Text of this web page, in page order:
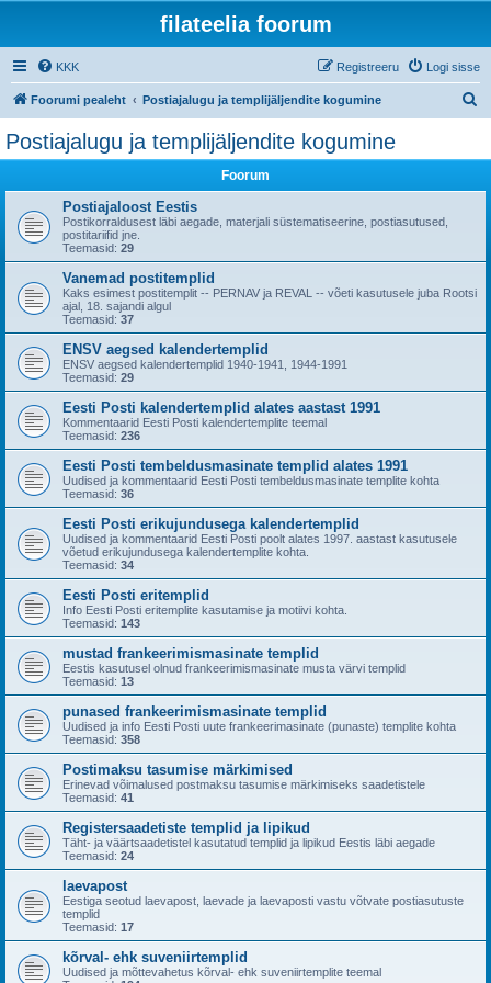
filateelia foorum
KKK Logi sisse
Registreeru
Foorumi pealeht Postiajalugu ja templijäljendite kogumine
Postiajalugu ja templijäljendite kogumine
Foorum
Postiajaloost Eestis
Postikorraldusest läbi aegade, materjali süstematiseerine, postiasutused,
postitariifid jne.
Teemasid: 29
Vanemad postitemplid
Kaks esimest postitemplit -- PERNAV ja REVAL -- võeti kasutusele juba Rootsi
ajal, 18. sajandi algul
Teemasid: 37
ENSV aegsed kalendertemplid
ENSV aegsed kalendertemplid 1940-1941, 1944-1991
Teemasid: 29
Eesti Posti kalendertemplid alates aastast 1991
Kommentaarid Eesti Posti kalendertemplite teemal
Teemasid: 236
Eesti Posti tembeldusmasinate templid alates 1991
Uudised ja kommentaarid Eesti Posti tembeldusmasinate templite kohta
Teemasid: 36
Eesti Posti erikujundusega kalendertemplid
Uudised ja kommentaarid Eesti Posti poolt alates 1997. aastast kasutusele
võetud erikujundusega kalendertemplite kohta.
Teemasid: 34
Eesti Posti eritemplid
Info Eesti Posti eritemplite kasutamise ja motiivi kohta.
Teemasid: 143
mustad frankeerimismasinate templid
Eestis kasutusel olnud frankeerimismasinate musta värvi templid
Teemasid: 13
punased frankeerimismasinate templid
Uudised ja info Eesti Posti uute frankeerimasinate (punaste) templite kohta
Teemasid: 358
Postimaksu tasumise märkimised
Erinevad võimalused postmaksu tasumise märkimiseks saadetistele
Teemasid: 41
Registersaadetiste templid ja lipikud
Täht- ja väärtsaadetistel kasutatud templid ja lipikud Eestis läbi aegade
Teemasid: 24
laevapost
Eestiga seotud laevapost, laevade ja laevaposti vastu võtvate postiasutuste
templid
Teemasid: 17
kõrval- ehk suveniirtemplid
Uudised ja mõttevahetus kõrval- ehk suveniirtemplite teemal